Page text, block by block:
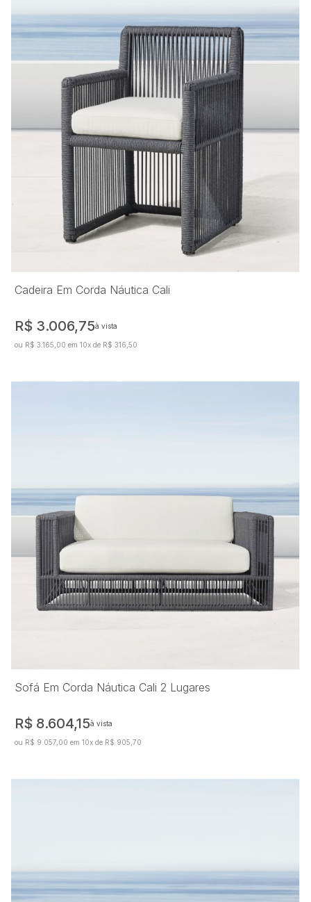
Cadeira Em Corda Náutica Cali
R$ 3.006,75à vista
ou R$ 3.165,00 em 10x de R$ 316,50
Sofá Em Corda Náutica Cali 2 Lugares
R$ 8.604,15à vista
ou R$ 9.057,00 em 10x de R$ 905,70